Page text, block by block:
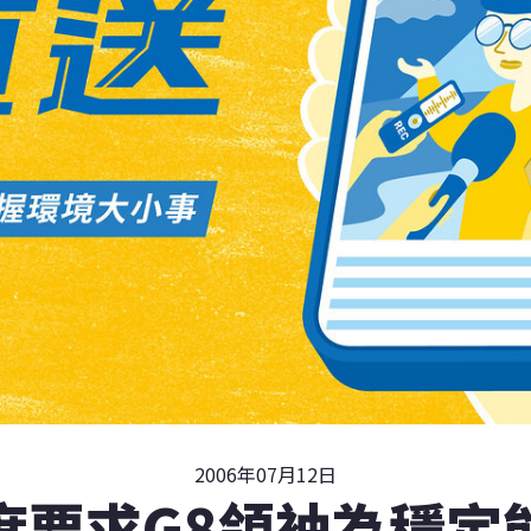
2006年07月12日